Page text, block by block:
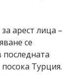
арест лица –
се
последната
Турция.